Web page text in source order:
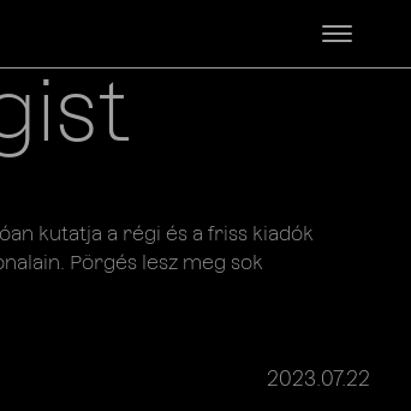
kutatja a régi és a friss kiadók
Pörgés lesz meg sok
2023.07.22